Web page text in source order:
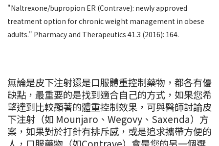
"Naltrexone/bupropion ER (Contrave): newly approved
treatment option for chronic weight management in obese
adults." Pharmacy and Therapeutics 41.3 (2016): 164.
無論是皮下注射還是口服體重控制藥物，都各有優
缺點，最重要的是找到適合自己的方式，如果您希
望達到比較顯著的體重控制效果，可與醫師討論皮
下注射（如 Mounjaro、Wegovy、Saxenda）方
案，如果對於打針有排斥感，或是追求攜帶方便的